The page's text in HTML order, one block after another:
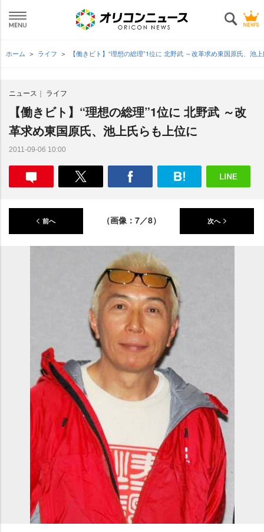
ホーム ライフ 【働きビト】“理想の総理”1位に 北野武 ～改革求め東国原氏、池
ニュース ライフ
【働きビト】“理想の総理”1位に 北野武 ～改
革求め東国原氏、池上氏らも上位に
2011-09-06 10:00
前へ （画像：7／8） 次へ